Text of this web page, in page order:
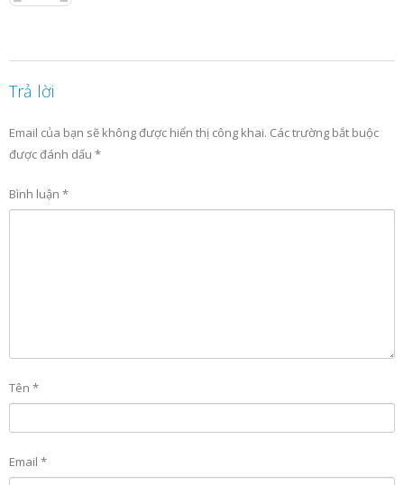
Trả lời
Email của bạn sẽ không được hiển thị công khai. Các trường bắt buộc
được đánh dấu *
Bình luận *
Tên *
Email *